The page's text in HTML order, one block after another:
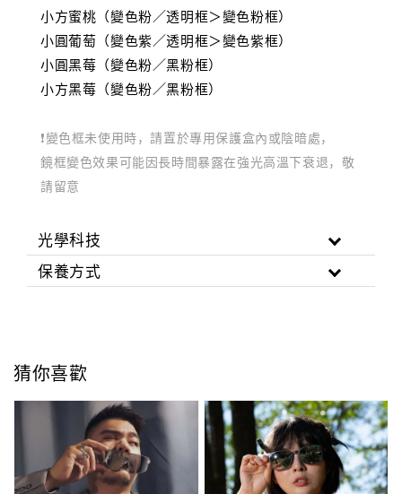
小方蜜桃（變色粉／透明框＞變色粉框）
小圓葡萄（變色紫／透明框＞變色紫框）
小圓黑莓（變色粉／黑粉框）
小方黑莓（變色粉／黑粉框）
❗變色框未使用時，請置於專用保護盒內或陰暗處，
鏡框變色效果可能因長時間暴露在強光高溫下衰退，敬
請留意
光學科技
保養方式
猜你喜歡